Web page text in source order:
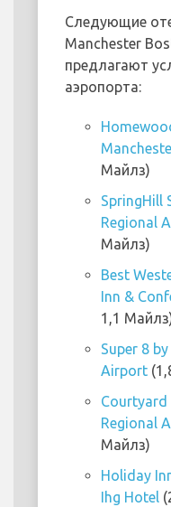
Следующие
Manchester
предлагают
аэропорта:
Майлз)
SpringHill
Regional
Майлз)
Best
Inn &
1,1
Super 8
Airport
Courtyard
Regional
Майлз)
Holiday
Ihg Hotel